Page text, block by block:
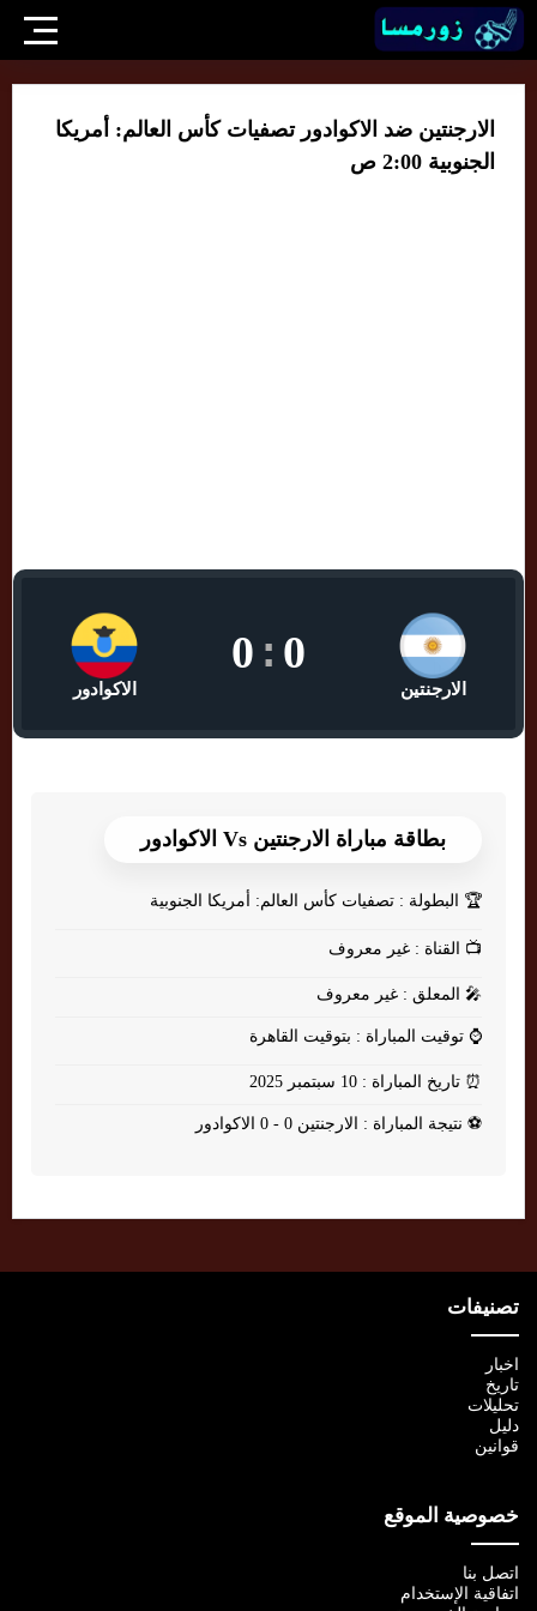
الارجنتين ضد الاكوادور تصفيات كأس العالم: أمريكا
الجنوبية 2:00 ص
الارجنتين
0
:
0
الاكوادور
بطاقة مباراة الارجنتين Vs الاكوادور
🏆 البطولة : تصفيات كأس العالم: أمريكا الجنوبية
📺 القناة : غير معروف
🎤 المعلق : غير معروف
⌚ توقيت المباراة : بتوقيت القاهرة
⏰ تاريخ المباراة : 10 سبتمبر 2025
⚽ نتيجة المباراة : الارجنتين 0 - 0 الاكوادور
تصنيفات
اخبار
تاريخ
تحليلات
دليل
قوانين
خصوصية الموقع
اتصل بنا
اتفاقية الإستخدام